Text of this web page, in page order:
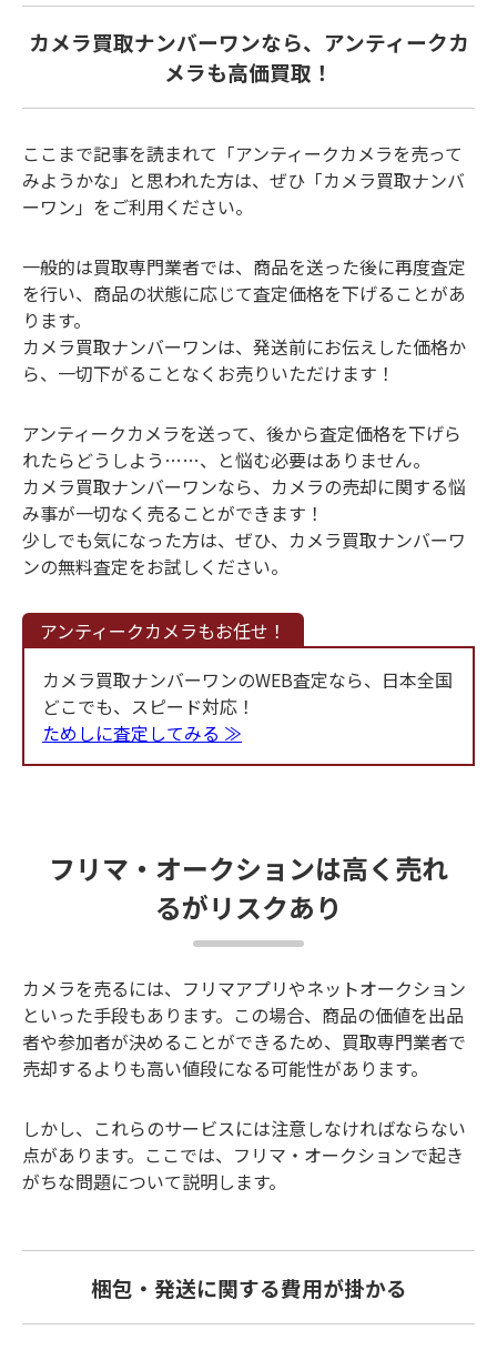
カメラ買取ナンバーワンなら、アンティークカ
メラも高価買取！
ここまで記事を読まれて「アンティークカメラを売って
みようかな」と思われた方は、ぜひ「カメラ買取ナンバ
ーワン」をご利用ください。
一般的は買取専門業者では、商品を送った後に再度査定
を行い、商品の状態に応じて査定価格を下げることがあ
ります。
カメラ買取ナンバーワンは、発送前にお伝えした価格か
ら、一切下がることなくお売りいただけます！
アンティークカメラを送って、後から査定価格を下げら
れたらどうしよう……、と悩む必要はありません。
カメラ買取ナンバーワンなら、カメラの売却に関する悩
み事が一切なく売ることができます！
少しでも気になった方は、ぜひ、カメラ買取ナンバーワ
ンの無料査定をお試しください。
アンティークカメラもお任せ！
カメラ買取ナンバーワンのWEB査定なら、日本全国
どこでも、スピード対応！
ためしに査定してみる ≫
フリマ・オークションは高く売れ
るがリスクあり
カメラを売るには、フリマアプリやネットオークション
といった手段もあります。この場合、商品の価値を出品
者や参加者が決めることができるため、買取専門業者で
売却するよりも高い値段になる可能性があります。
しかし、これらのサービスには注意しなければならない
点があります。ここでは、フリマ・オークションで起き
がちな問題について説明します。
梱包・発送に関する費用が掛かる